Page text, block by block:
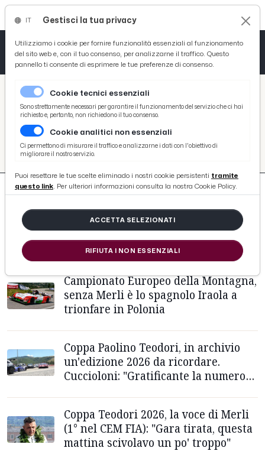
/ Picenotime
/ #campionato-europeo-della-montagna
#CAMPIONATO-EUROPEO-
DELLA-MONTAGNA
138 ARTICOLI
Campionato Europeo della Montagna,
senza Merli è lo spagnolo Iraola a
trionfare in Polonia
Coppa Paolino Teodori, in archivio
un'edizione 2026 da ricordare.
Cuccioloni: "Gratificante la numerosa
Coppa Teodori 2026, la voce di Merli
(1° nel CEM FIA): "Gara tirata, questa
mattina scivolavo un po' troppo"
Gestisci la tua privacy
Utilizziamo i cookie per fornire funzionalità essenziali al funzionamento
del sito web e, con il tuo consenso, per analizzarne il traffico. Questo
pannello ti consente di esprimere le tue preferenze di consenso.
Cookie tecnici essenziali
Sono strettamente necessari per garantire il funzionamento del servizio che ci hai
richiesto e, pertanto, non richiedono il tuo consenso.
Cookie analitici non essenziali
Ci permettono di misurare il traffico e analizzarne i dati con l'obiettivo di
migliorare il nostro servizio.
Puoi resettare le tue scelte eliminado i nostri cookie persistenti tramite
questo link. Per ulteriori informazioni consulta la nostra Cookie Policy.
ACCETTA SELEZIONATI
RIFIUTA I NON ESSENZIALI
Tutto News
Tutto Sport
Basket
Ciclismo
Tutto Curiosità